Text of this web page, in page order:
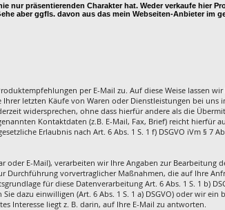
nur präsentierenden Charakter hat. Weder verkaufe hier
aber ggfls. davon aus das mein Webseiten-Anbieter im
per E-Mail zu. Auf diese Weise lassen
letzten Käufe von Waren oder Dienstleistungen bei
widersprechen, ohne dass hierfür andere als die
Kontaktdaten (z.B. E-Mail, Fax, Brief) reicht hierfür
Erlaubnis nach Art. 6 Abs. 1 S. 1 f) DSGVO iVm § 7
E-Mail), verarbeiten wir Ihre Angaben zur Bearbeitung
Durchführung vorvertraglicher Maßnahmen, die auf Ihre
für diese Datenverarbeitung Art. 6 Abs. 1 S. 1 b)
dazu einwilligen (Art. 6 Abs. 1 S. 1 a) DSGVO) oder wir ein
Interesse liegt z. B. darin, auf Ihre E-Mail zu antworten.